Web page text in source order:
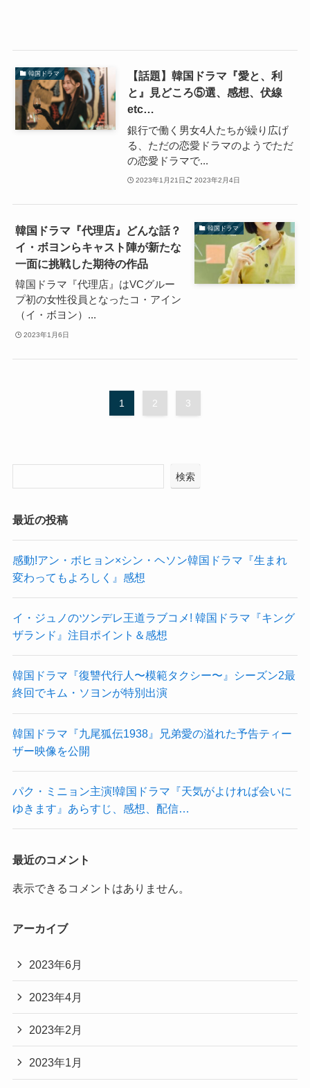
韓国ドラマ
【話題】韓国ドラマ『愛と、利
と』見どころ⑤選、感想、伏線
etc…
銀行で働く男女4人たちが繰り広げ
る、ただの恋愛ドラマのようでただ
の恋愛ドラマで...
2023年1月21日 2023年2月4日
韓国ドラマ
韓国ドラマ『代理店』どんな話？
イ・ボヨンらキャスト陣が新たな
一面に挑戦した期待の作品
韓国ドラマ『代理店』はVCグルー
プ初の女性役員となったコ・アイン
（イ・ボヨン）...
2023年1月6日
1 2 3
検索
最近の投稿
感動!アン・ボヒョン×シン・ヘソン韓国ドラマ『生まれ
変わってもよろしく』感想
イ・ジュノのツンデレ王道ラブコメ! 韓国ドラマ『キング
ザランド』注目ポイント＆感想
韓国ドラマ『復讐代行人〜模範タクシー〜』シーズン2最
終回でキム・ソヨンが特別出演
韓国ドラマ『九尾狐伝1938』兄弟愛の溢れた予告ティー
ザー映像を公開
パク・ミニョン主演!韓国ドラマ『天気がよければ会いに
ゆきます』あらすじ、感想、配信…
最近のコメント
表示できるコメントはありません。
アーカイブ
2023年6月
2023年4月
2023年2月
2023年1月